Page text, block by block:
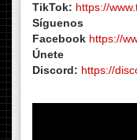
TikTok: https://
Facebook https://
Discord: https://